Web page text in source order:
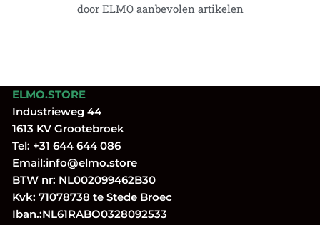
door ELMO aanbevolen artikelen
ELMO.STORE
Industrieweg 44
1613 KV Grootebroek
Tel: +31 644 644 086
Email:info@elmo.store
BTW nr: NL002099462B30
Kvk: 71078738 te Stede Broec
Iban.:NL61RABO0328092533